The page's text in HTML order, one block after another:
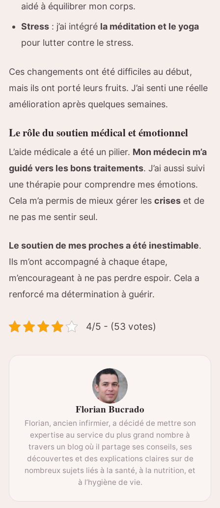
aidé à équilibrer mon corps.
Stress : j’ai intégré la méditation et le yoga
pour lutter contre le stress.
Ces changements ont été difficiles au début,
mais ils ont porté leurs fruits. J’ai senti une réelle
amélioration après quelques semaines.
Le rôle du soutien médical et émotionnel
L’aide médicale a été un pilier. Mon médecin m’a
guidé vers les bons traitements. J’ai aussi suivi
une thérapie pour comprendre mes émotions.
Cela m’a permis de mieux gérer les crises et de
ne pas me sentir seul.
Le soutien de mes proches a été inestimable.
Ils m’ont accompagné à chaque étape,
m’encourageant à ne pas perdre espoir. Cela a
renforcé ma détermination à guérir.
4/5 - (53 votes)
Florian Bucrado
Florian, ancien infirmier, a décidé de mettre son
expertise au service du plus grand nombre à
travers un blog où il partage ses conseils, ses
découvertes et des explications claires sur de
nombreux sujets liés à la santé, à la nutrition, et
à l’hygiène de vie.